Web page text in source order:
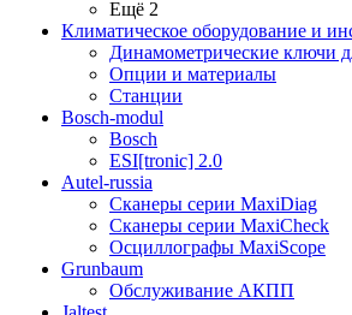
Ещё 2
Климатическое оборудование и
Динамометрические ключи
Опции и материалы
Станции
Bosch-modul
Bosch
ESI[tronic] 2.0
Autel-russia
Сканеры серии MaxiDiag
Сканеры серии MaxiCheck
Осциллографы MaxiScope
Grunbaum
Обслуживание АКПП